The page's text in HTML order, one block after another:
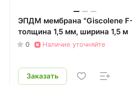
ЭПДМ мембрана "Giscolene
толщина 1,5 мм, ширина 1,5 м
0 Наличие уточняйте
Заказать